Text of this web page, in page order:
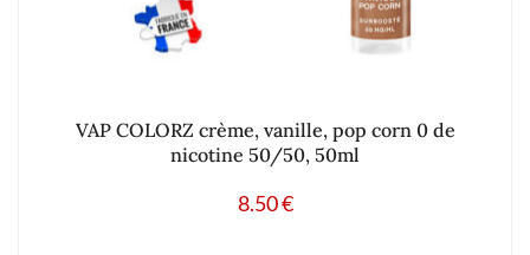
VAP COLORZ crème, vanille, pop corn 0 de
8.50€
Ajouter à mes produits favoris